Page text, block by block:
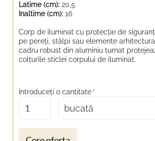
Latime (cm): 20,5
Inaltime (cm): 16
Corp de iluminat cu protecție de
pe pereți, stâlpi sau elemente
cadru robust din aluminiu turnat
colțurile sticlei corpului de iluminat.
Introduceţi o cantitate*
bucată